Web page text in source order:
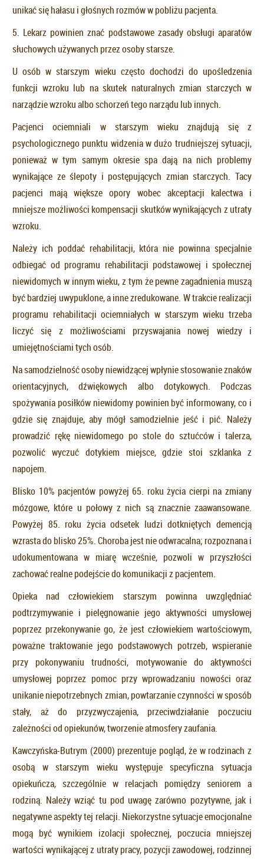
unikać się hałasu i głośnych rozmów w pobliżu pacjenta.
5. Lekarz powinien znać podstawowe zasady obsługi aparatów
słuchowych używanych przez osoby starsze.
U osób w starszym wieku często dochodzi do upośledzenia
funkcji wzroku lub na skutek naturalnych zmian starczych w
narządzie wzroku albo schorzeń tego narządu lub innych.
Pacjenci ociemniali w starszym wieku znajdują się z
psychologicznego punktu widzenia w dużo trudniejszej sytuacji,
ponieważ w tym samym okresie spa dają na nich problemy
wynikające ze ślepoty i postępujących zmian starczych. Tacy
pacjenci mają większe opory wobec akceptacji kalectwa i
mniejsze możliwości kompensacji skutków wynikających z utraty
wzroku.
Należy ich poddać rehabilitacji, która nie powinna specjalnie
odbiegać od programu rehabilitacji podstawowej i społecznej
niewidomych w innym wieku, z tym że pewne zagadnienia muszą
być bardziej uwypuklone, a inne zredukowane. W trakcie realizacji
programu rehabilitacji ociemniałych w starszym wieku trzeba
liczyć się z możliwościami przyswajania nowej wiedzy i
umiejętnościami tych osób.
Na samodzielność osoby niewidzącej wpłynie stosowanie znaków
orientacyjnych, dźwiękowych albo dotykowych. Podczas
spożywania posiłków niewidomy powinien być informowany, co i
gdzie się znajduje, aby mógł samodzielnie jeść i pić. Należy
prowadzić rękę niewidomego po stole do sztućców i talerza,
pozwolić wyczuć dotykiem miejsce, gdzie stoi szklanka z
napojem.
Blisko 10% pacjentów powyżej 65. roku życia cierpi na zmiany
mózgowe, które u połowy z nich są znacznie zaawansowane.
Powyżej 85. roku życia odsetek ludzi dotkniętych demencją
wzrasta do blisko 25%. Choroba jest nie odwracalna; rozpoznana i
udokumentowana w miarę wcześnie, pozwoli w przyszłości
zachować realne podejście do komunikacji z pacjentem.
Opieka nad człowiekiem starszym powinna uwzględniać
podtrzymywanie i pielęgnowanie jego aktywności umysłowej
poprzez przekonywanie go, że jest człowiekiem wartościowym,
poważne traktowanie jego podstawowych potrzeb, wspieranie
przy pokonywaniu trudności, motywowanie do aktywności
umysłowej poprzez pomoc przy wprowadzaniu nowości oraz
unikanie niepotrzebnych zmian, powtarzanie czynności w sposób
stały, aż do przyzwyczajenia, przeciwdziałanie poczuciu
zależności od opiekunów, tworzenie atmosfery zaufania.
Kawczyńska-Butrym (2000) prezentuje pogląd, że w rodzinach z
osobą w starszym wieku występuje specyficzna sytuacja
opiekuńcza, szczególnie w relacjach pomiędzy seniorem a
rodziną. Należy wziąć tu pod uwagę zarówno pozytywne, jak i
negatywne aspekty tej relacji. Niekorzystne sytuacje emocjonalne
mogą być wynikiem izolacji społecznej, poczucia mniejszej
wartości wynikającej z utraty pracy, pozycji zawodowej, rodzinnej